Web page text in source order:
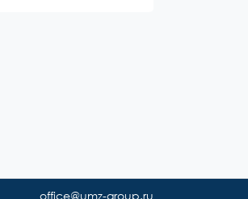
office@umz-group.ru